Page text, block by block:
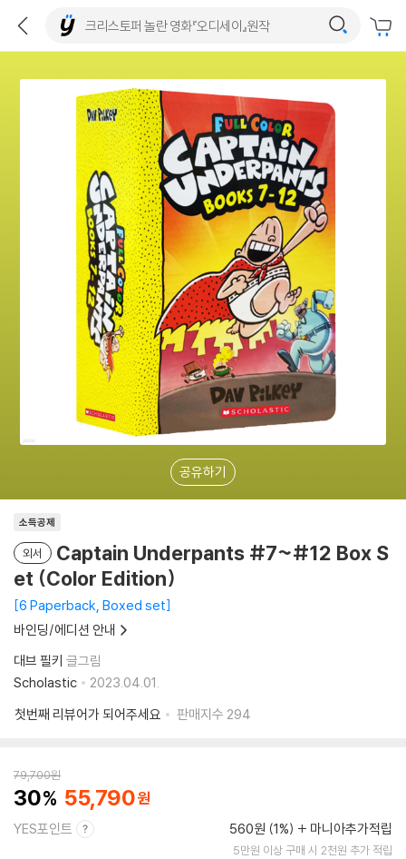
공유하기
소득공제
외서
Captain Underpants #7~#12 Box S
et (Color Edition)
6 Paperback, Boxed set
바인딩/에디션 안내
대브 필키 글그림
Scholastic
2023.04.01.
첫번째 리뷰어가 되어주세요
판매지수 294
79,700원
30 55,790
YES포인트 560원 (1%) 마니아추가적립
5만원 이상 구매 시 2천원 추가 적립